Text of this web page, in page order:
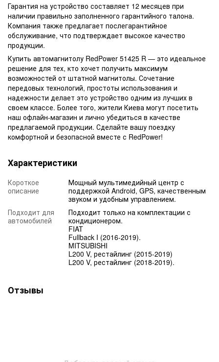
Гарантия на устройство составляет 12 месяцев при
наличии правильно заполненного гарантийного талона.
Компания также предлагает послегарантийное
обслуживание, что подтверждает высокое качество
продукции.
Купить автомагнитолу RedPower 51425 R — это идеальное
решение для тех, кто хочет получить максимум
возможностей от штатной магнитолы. Сочетание
передовых технологий, простоты использования и
надежности делает это устройство одним из лучших в
своем классе. Более того, жители Киева могут посетить
наш офлайн-магазин и лично убедиться в качестве
предлагаемой продукции. Сделайте вашу поездку
комфортной и безопасной вместе с RedPower!
Характеристики
Короткое
описание
Мощный мультимедийный центр с
поддержкой Android, GPS, качественным
звуком и удобным управлением.
Подходит для
автомобилей
Подходит только на комплектации с
кондиционером.
FIAT
Fullback I (2016-2019).
MITSUBISHI
L200 V, рестайлинг (2015-2019)
L200 V, рестайлинг (2018-2019).
Отзывы